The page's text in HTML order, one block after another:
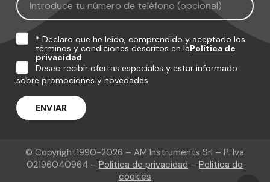
* Declaro que he leído, comprendido y aceptado los
términos y condiciones descritos en laPolítica de
privacidad
Deseo recibir ofertas especiales y estar informado
sobre promociones y novedades
© Copyright1990-2026 – AM Instruments Srl – P. Iva
02196040964 –Política de privacidad –Política de
cookies